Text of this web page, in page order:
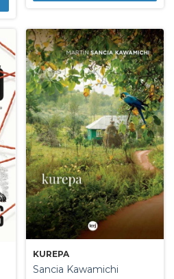
KUREPA
Sancia Kawamichi